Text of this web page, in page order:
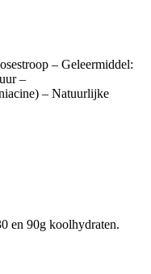
– Geleermiddel:
–
– Natuurlijke
en 90g koolhydraten.